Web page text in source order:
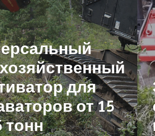
для
от 15
тонн